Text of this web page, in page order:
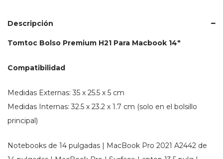
cantidad
Descripción
Tomtoc Bolso Premium H21 Para Macbook 14″
Compatibilidad
Medidas Externas: 35 x 25.5 x 5 cm
Medidas Internas: 32.5 x 23.2 x 1.7 cm (solo en el bolsillo
principal)
Notebooks de 14 pulgadas | MacBook Pro 2021 A2442 de